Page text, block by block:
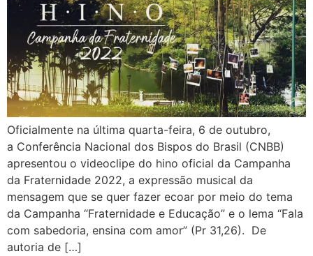
Oficialmente na última quarta-feira, 6 de outubro,
a Conferência Nacional dos Bispos do Brasil (CNBB)
apresentou o videoclipe do hino oficial da Campanha
da Fraternidade 2022, a expressão musical da
mensagem que se quer fazer ecoar por meio do tema
da Campanha “Fraternidade e Educação” e o lema “Fala
com sabedoria, ensina com amor” (Pr 31,26). De
autoria de […]